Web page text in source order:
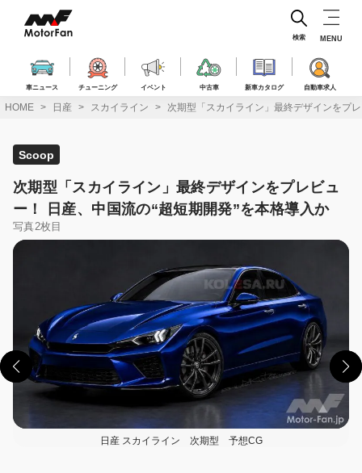
ス
車ニュース チューニング イベント 中古車 新車カタログ 自動車求人
検索 MENU
HOME 日産 スカイライン 次期型「スカイライン」最終デザインをプ
Scoop
次期型「スカイライン」最終デザインをプレビュ
ー！ 日産、中国流の“超短期開発”を本格導入か
写真2枚目
日産 スカイライン 次期型 予想CG